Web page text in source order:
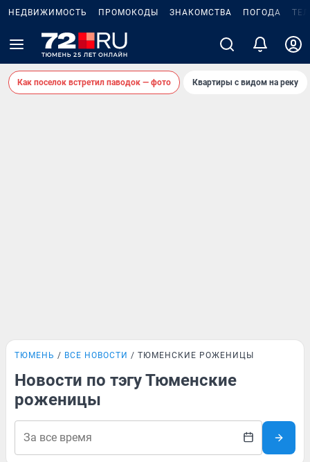
НЕДВИЖИМОСТЬ ПРОМОКОДЫ ЗНАКОМСТВА ПОГОДА
Как поселок встретил паводок — фото Квартиры с видом на реку
ТЮМЕНЬ ВСЕ НОВОСТИ ТЮМЕНСКИЕ РОЖЕНИЦЫ
Новости по тэгу Тюменские
роженицы